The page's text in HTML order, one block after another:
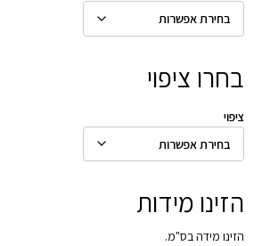
בחרו ציפוי
ציפוי
הזינו מידות
הזינו מידה בס"מ.